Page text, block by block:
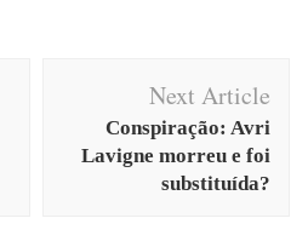
Next Article
Conspiração: Avri
Lavigne morreu e foi
substituída?